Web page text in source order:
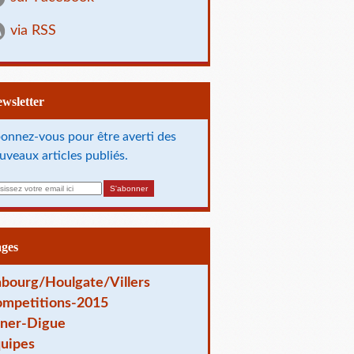
via RSS
vous pour être averti des
articles publiés.
Houlgate/Villers
2015
Digue